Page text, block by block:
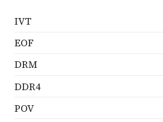
IVT
EOF
DRM
DDR4
POV